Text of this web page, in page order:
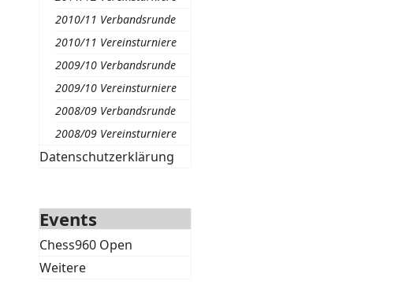
2010/11 Verbandsrunde
2010/11 Vereinsturniere
2009/10 Verbandsrunde
2009/10 Vereinsturniere
2008/09 Verbandsrunde
2008/09 Vereinsturniere
Datenschutzerklärung
Events
Chess960 Open
Weitere